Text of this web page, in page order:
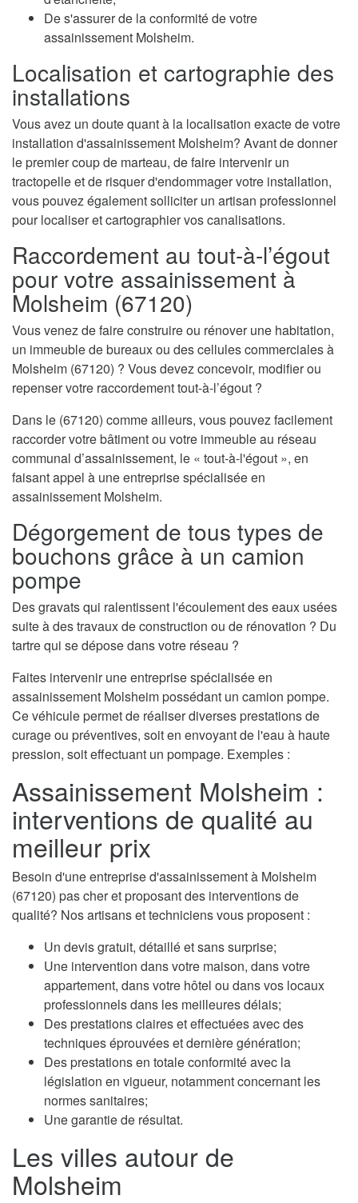
De s'assurer de la conformité de votre
assainissement Molsheim.
Localisation et cartographie des
installations
Vous avez un doute quant à la localisation exacte de votre
installation d'assainissement Molsheim? Avant de donner
le premier coup de marteau, de faire intervenir un
tractopelle et de risquer d'endommager votre installation,
vous pouvez également solliciter un artisan professionnel
pour localiser et cartographier vos canalisations.
Raccordement au tout-à-l’égout
pour votre assainissement à
Molsheim (67120)
Vous venez de faire construire ou rénover une habitation,
un immeuble de bureaux ou des cellules commerciales à
Molsheim (67120) ? Vous devez concevoir, modifier ou
repenser votre raccordement tout-à-l’égout ?
Dans le (67120) comme ailleurs, vous pouvez facilement
raccorder votre bâtiment ou votre immeuble au réseau
communal d’assainissement, le « tout-à-l'égout », en
faisant appel à une entreprise spécialisée en
assainissement Molsheim.
Dégorgement de tous types de
bouchons grâce à un camion
pompe
Des gravats qui ralentissent l'écoulement des eaux usées
suite à des travaux de construction ou de rénovation ? Du
tartre qui se dépose dans votre réseau ?
Faites intervenir une entreprise spécialisée en
assainissement Molsheim possédant un camion pompe.
Ce véhicule permet de réaliser diverses prestations de
curage ou préventives, soit en envoyant de l'eau à haute
pression, soit effectuant un pompage. Exemples :
Assainissement Molsheim :
interventions de qualité au
meilleur prix
Besoin d'une entreprise d'assainissement à Molsheim
(67120) pas cher et proposant des interventions de
qualité? Nos artisans et techniciens vous proposent :
Un devis gratuit, détaillé et sans surprise;
Une intervention dans votre maison, dans votre
appartement, dans votre hôtel ou dans vos locaux
professionnels dans les meilleures délais;
Des prestations claires et effectuées avec des
techniques éprouvées et dernière génération;
Des prestations en totale conformité avec la
législation en vigueur, notamment concernant les
normes sanitaires;
Une garantie de résultat.
Les villes autour de
Molsheim